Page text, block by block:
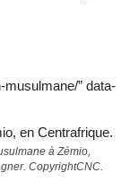
” data-
à Zémio,
CopyrightCNC.